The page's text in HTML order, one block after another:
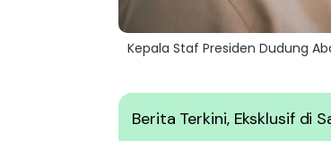
Kepala Staf Presiden Dudung
Berita Terkini, Eksklusif di